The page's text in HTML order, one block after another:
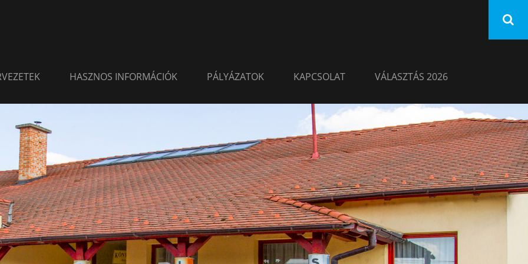
HASZNOS INFORMÁCIÓK PÁLYÁZATOK KAPCSOLAT VÁLASZTÁS 2026